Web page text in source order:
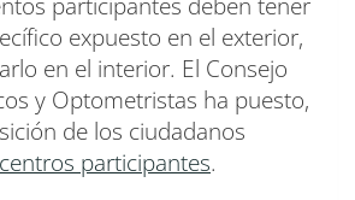
expuesto en el exterior,
en el interior. El Consejo
y Optometristas ha puesto,
de los ciudadanos
participantes.